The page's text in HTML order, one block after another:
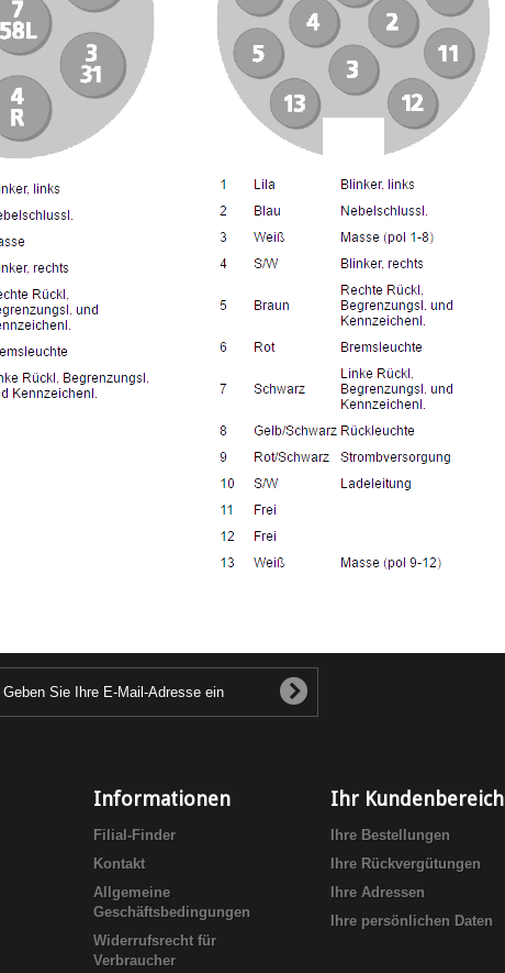
Informationen
Filial-Finder
Kontakt
Allgemeine
Geschäftsbedingungen
Widerrufsrecht für
Verbraucher
Ihr Kundenbereich
Ihre Bestellungen
Ihre Rückvergütungen
Ihre Adressen
Ihre persönlichen Daten